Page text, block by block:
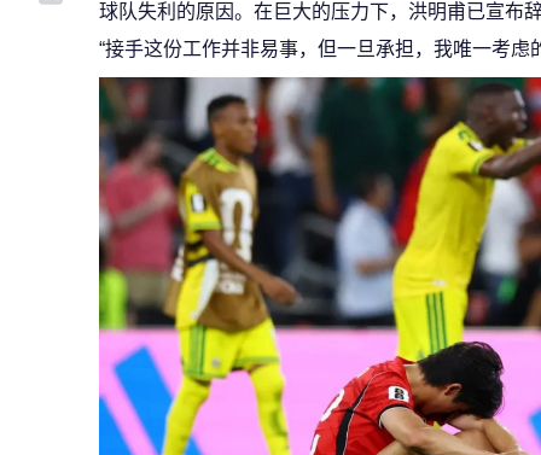
球队失利的原因。在巨大的压力下，洪明甫已宣布
“接手这份工作并非易事，但一旦承担，我唯一考虑